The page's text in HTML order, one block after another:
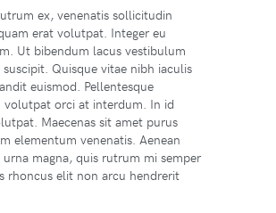
ex, venenatis sollicitudin
erat volutpat. Integer eu
Ut bibendum lacus vestibulum
suscipit. Quisque vitae nibh iaculis
euismod. Pellentesque
volutpat orci at interdum. In id
Maecenas sit amet purus
elementum venenatis. Aenean
urna magna, quis rutrum mi semper
rhoncus elit non arcu hendrerit